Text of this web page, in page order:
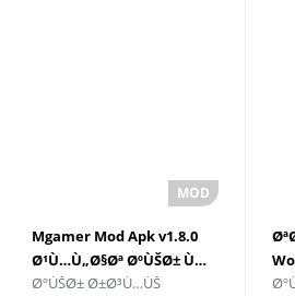
Mgamer Mod Apk v1.8.0
Ø¹Ù…Ù„Ø§Øª ØºÙŠØ± Ù…
Ø­Ø¯ÙˆØ¯Ø© 2025ØªØ­Ù…
ØºÙŠØ± Ø±Ø³Ù…ÙŠ